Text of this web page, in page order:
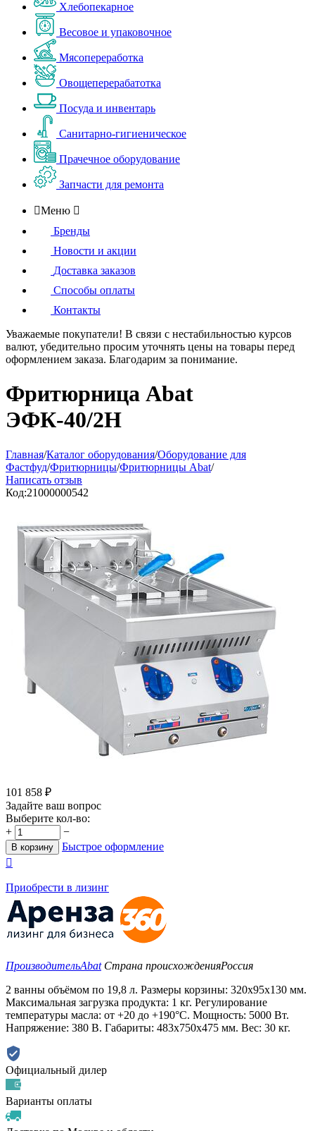
Хлебопекарное
Весовое и упаковочное
Мясопереработка
Овощеперерабатотка
Посуда и инвентарь
Санитарно-гигиеническое
Прачечное оборудование
Запчасти для ремонта
Меню 
Бренды
Новости и акции
Доставка заказов
Способы оплаты
Контакты
Уважаемые покупатели! В связи с нестабильностью курсов
валют, убедительно просим уточнять цены на товары перед
оформлением заказа. Благодарим за понимание.
Фритюрница Abat
ЭФК-40/2Н
Главная/Каталог оборудования/Оборудование для
Фастфуд/Фритюрницы/Фритюрницы Abat/
Написать отзыв
Код:21000000542
101 858 ₽
Задайте ваш вопрос
Выберите кол-во:
+
−
В корзину
Быстрое оформление

Приобрести в лизинг
ПроизводительAbat Страна происхожденияРоссия
2 ванны объёмом по 19,8 л. Размеры корзины: 320x95x130 мм.
Максимальная загрузка продукта: 1 кг. Регулирование
температуры масла: от +20 до +190°C. Мощность: 5000 Вт.
Напряжение: 380 В. Габариты: 483x750x475 мм. Вес: 30 кг.
Официальный дилер
Варианты оплаты